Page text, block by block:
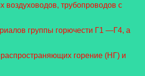
воздуховодов, трубопроводов с
группы горючести Г1 —Г4, а
горение (НГ) и